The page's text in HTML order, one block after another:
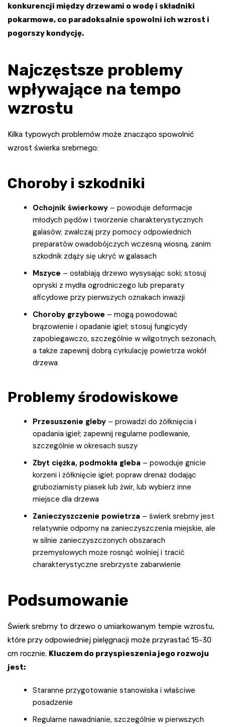
konkurencji między drzewami o wodę i składniki
pokarmowe, co paradoksalnie spowolni ich wzrost i
pogorszy kondycję.
Najczęstsze problemy
wpływające na tempo
wzrostu
Kilka typowych problemów może znacząco spowolnić
wzrost świerka srebrnego:
Choroby i szkodniki
Ochojnik świerkowy – powoduje deformacje
młodych pędów i tworzenie charakterystycznych
galasów; zwalczaj przy pomocy odpowiednich
preparatów owadobójczych wczesną wiosną, zanim
szkodnik zdąży się ukryć w galasach
Mszyce – osłabiają drzewo wysysając soki; stosuj
opryski z mydła ogrodniczego lub preparaty
aficydowe przy pierwszych oznakach inwazji
Choroby grzybowe – mogą powodować
brązowienie i opadanie igieł; stosuj fungicydy
zapobiegawczo, szczególnie w wilgotnych sezonach,
a także zapewnij dobrą cyrkulację powietrza wokół
drzewa
Problemy środowiskowe
Przesuszenie gleby – prowadzi do żółknięcia i
opadania igieł; zapewnij regularne podlewanie,
szczególnie w okresach suszy
Zbyt ciężka, podmokła gleba – powoduje gnicie
korzeni i żółknięcie igieł; popraw drenaż dodając
gruboziarnisty piasek lub żwir, lub wybierz inne
miejsce dla drzewa
Zanieczyszczenie powietrza – świerk srebrny jest
relatywnie odporny na zanieczyszczenia miejskie, ale
w silnie zanieczyszczonych obszarach
przemysłowych może rosnąć wolniej i tracić
charakterystyczne srebrzyste zabarwienie
Podsumowanie
Świerk srebrny to drzewo o umiarkowanym tempie wzrostu,
które przy odpowiedniej pielęgnacji może przyrastać 15-30
cm rocznie. Kluczem do przyspieszenia jego rozwoju
jest:
Staranne przygotowanie stanowiska i właściwe
posadzenie
Regularne nawadnianie, szczególnie w pierwszych